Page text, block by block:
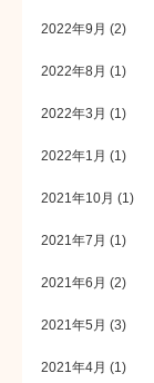
2022年9月 (2)
2022年8月 (1)
2022年3月 (1)
2022年1月 (1)
2021年10月 (1)
2021年7月 (1)
2021年6月 (2)
2021年5月 (3)
2021年4月 (1)